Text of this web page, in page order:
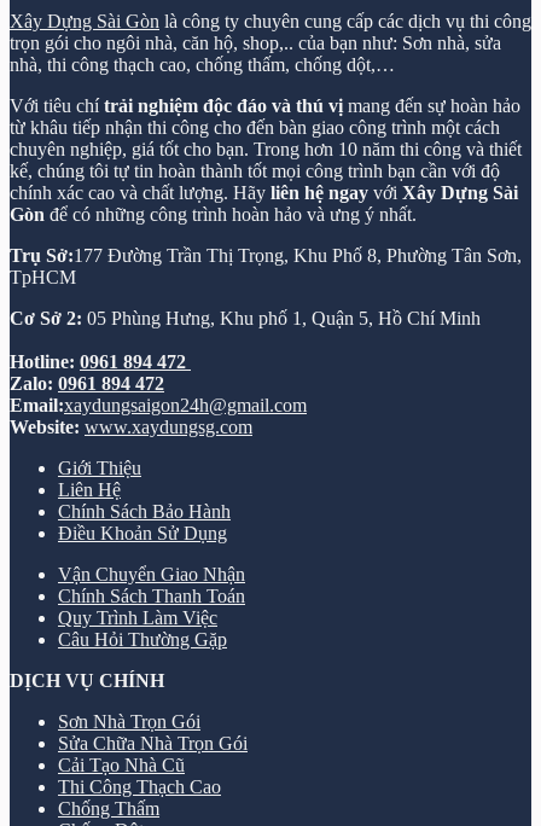
Xây Dựng Sài Gòn là công ty chuyên cung cấp các dịch vụ thi công
trọn gói cho ngôi nhà, căn hộ, shop,.. của bạn như: Sơn nhà, sửa
nhà, thi công thạch cao, chống thấm, chống dột,…
Với tiêu chítrải nghiệm độc đáo và thú vị mang đến sự hoàn hảo
từ khâu tiếp nhận thi công cho đến bàn giao công trình một cách
chuyên nghiệp, giá tốt cho bạn. Trong hơn 10 năm thi công và thiết
kế, chúng tôi tự tin hoàn thành tốt mọi công trình bạn cần với độ
chính xác cao và chất lượng. Hãy liên hệ ngay với Xây Dựng Sài
Gòn để có những công trình hoàn hảo và ưng ý nhất.
Trụ Sở:177 Đường Trần Thị Trọng, Khu Phố 8, Phường Tân Sơn,
TpHCM
Cơ Sở 2: 05 Phùng Hưng, Khu phố 1, Quận 5, Hồ Chí Minh
Hotline: 0961 894 472
Zalo: 0961 894 472
Email:xaydungsaigon24h@gmail.com
Website: www.xaydungsg.com
Giới Thiệu
Liên Hệ
Chính Sách Bảo Hành
Điều Khoản Sử Dụng
Vận Chuyển Giao Nhận
Chính Sách Thanh Toán
Quy Trình Làm Việc
Câu Hỏi Thường Gặp
DỊCH VỤ CHÍNH
Sơn Nhà Trọn Gói
Sửa Chữa Nhà Trọn Gói
Cải Tạo Nhà Cũ
Thi Công Thạch Cao
Chống Thấm